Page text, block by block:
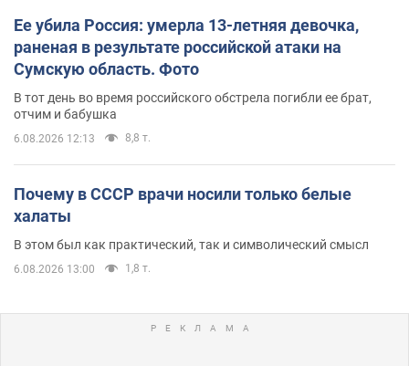
Ее убила Россия: умерла 13-летняя девочка,
раненая в результате российской атаки на
Сумскую область. Фото
В тот день во время российского обстрела погибли ее брат,
отчим и бабушка
6.08.2026 12:13 8,8 т.
Почему в СССР врачи носили только белые
халаты
В этом был как практический, так и символический смысл
6.08.2026 13:00 1,8 т.